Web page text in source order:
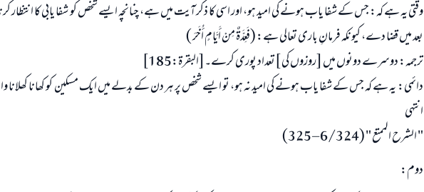
وقتی یہ ہے کہ: جس کے شفا یاب ہونے کی امید ہو، اور اسی کا ذکر آیت میں ہے، چنانچہ ایسے شخص کو شفا یابی کا انتظار
بعد میں قضا دے، کیونکہ فرمانِ باری تعالی ہے: (فَعِدَّةٌ مِنْ أَيَّامٍ أُخَرَ )
ترجمہ: دوسرے دونوں میں [روزوں کی ]تعداد پوری کرے۔[البقرة:185]
دائمی: یہ ہے کہ جس کے شفا یاب ہونے کی امید نہ ہو، تو ایسے شخص پر ہر دن کے بدلے میں ایک مسکین کو کھانا کھلانا
انتہی
" الشرح الممتع " (6/324 – 325)
دوم:
جواب نمبر 110845 نے نکاح ٹوٹنے سے بچایا۔
امت مسلمہ کے واسطے جوابات پیش کرنے کے لیے ہماری مدد کریں
نیکی کی رہنمائی کرنے والے کو بھی نیکی کرنے والے کے برابر اجر ملتا ہے۔